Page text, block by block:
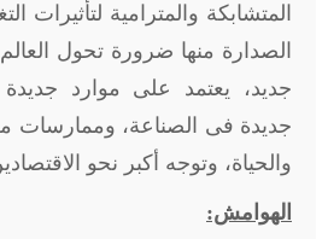
المتشابكة والمترامية لتأثيرات
الصدارة منها ضرورة تحول
جديد، يعتمد على موارد جديدة
جديدة فى الصناعة، وممارسات
والحياة، وتوجه أكبر نحو
الهوامش: